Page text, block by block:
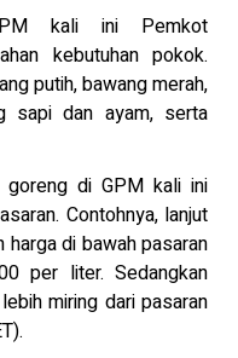
kali ini Pemkot
kebutuhan pokok.
putih, bawang merah,
sapi dan ayam, serta
goreng di GPM kali ini
Contohnya, lanjut
harga di bawah pasaran
per liter. Sedangkan
miring dari pasaran